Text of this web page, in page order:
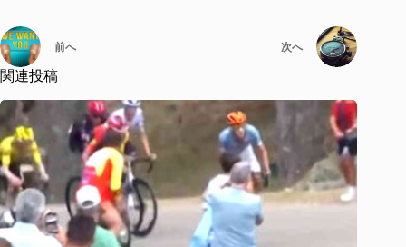
前へ 次へ
関連投稿